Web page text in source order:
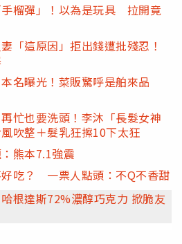
榴彈」！以為是玩具 拉開竟
「這原因」拒出錢遭批殘忍！
名曝光！菜販驚呼是舶來品
忙也要洗頭！李沐「長髮女神
吹整＋髮乳狂擦10下太狂
熊本7.1強震
吃？ 一票人點頭：不Q不香甜
根達斯72%濃醇巧克力 掀脆友